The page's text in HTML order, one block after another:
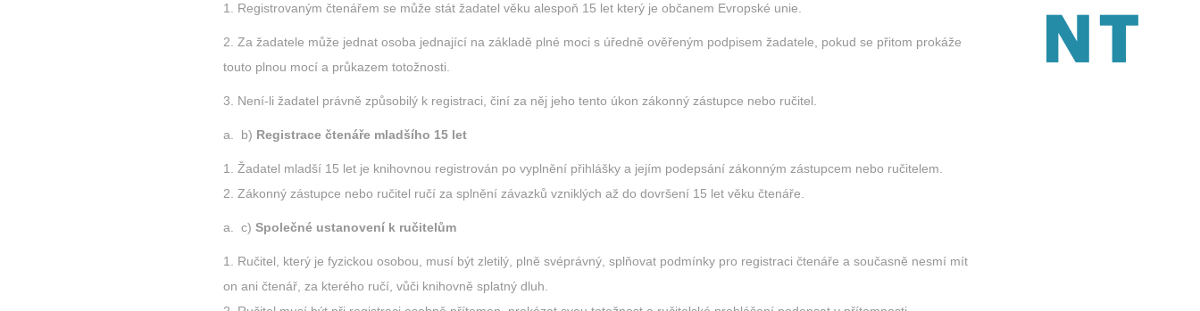
1. Registrovaným čtenářem se může stát žadatel věku alespoň 15 let který je občanem Evropské unie.
2. Za žadatele může jednat osoba jednající na základě plné moci s úředně ověřeným podpisem žadatele, pokud se přitom prokáže
touto plnou mocí a průkazem totožnosti.
3. Není-li žadatel právně způsobilý k registraci, činí za něj jeho tento úkon zákonný zástupce nebo ručitel.
b) Registrace čtenáře mladšího 15 let
Žadatel mladší 15 let je knihovnou registrován po vyplnění přihlášky a jejím podepsání zákonným zástupcem nebo ručitelem.
Zákonný zástupce nebo ručitel ručí za splnění závazků vzniklých až do dovršení 15 let věku čtenáře.
c)Společné ustanovení k ručitelům
Ručitel, který je fyzickou osobou, musí být zletilý, plně svéprávný, splňovat podmínky pro registraci čtenáře a současně nesmí mít
on ani čtenář, za kterého ručí, vůči knihovně splatný dluh.